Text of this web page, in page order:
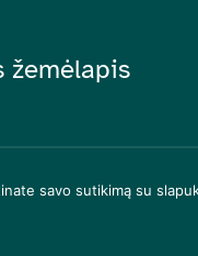
žemėlapis
savo sutikimą su